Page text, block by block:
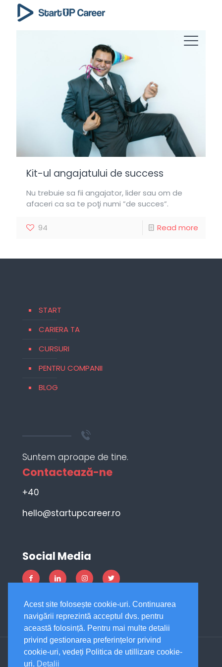
Kit-ul angajatului de success
Nu trebuie sa fii angajator, lider sau om de
afaceri ca sa te poţi numi ”de succes”.
94 Read more
START
CARIERA TA
CURSURI
PENTRU COMPANII
BLOG
Suntem aproape de tine.
Contactează-ne
+40
hello@startupcareer.ro
Social Media
Acest site folosește cookie-uri. Continuarea
navigării reprezintă acceptul dvs. pentru
această folosință. Pentru mai multe detalii
privind gestionarea preferințelor privind
cookie-uri, vedeți Politica de utillizare cookie-
uri. Detalii